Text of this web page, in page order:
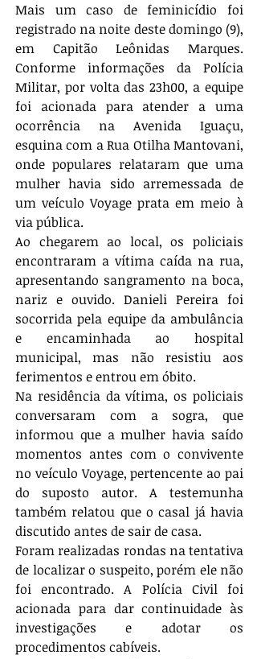
Mais um caso de feminicídio foi
registrado na noite deste domingo (9),
em Capitão Leônidas Marques.
Conforme informações da Polícia
Militar, por volta das 23h00, a equipe
foi acionada para atender a uma
ocorrência na Avenida Iguaçu,
esquina com a Rua Otilha Mantovani,
onde populares relataram que uma
mulher havia sido arremessada de
um veículo Voyage prata em meio à
via pública.
Ao chegarem ao local, os policiais
encontraram a vítima caída na rua,
apresentando sangramento na boca,
nariz e ouvido. Danieli Pereira foi
socorrida pela equipe da ambulância
e encaminhada ao hospital
municipal, mas não resistiu aos
ferimentos e entrou em óbito.
Na residência da vítima, os policiais
conversaram com a sogra, que
informou que a mulher havia saído
momentos antes com o convivente
no veículo Voyage, pertencente ao pai
do suposto autor. A testemunha
também relatou que o casal já havia
discutido antes de sair de casa.
Foram realizadas rondas na tentativa
de localizar o suspeito, porém ele não
foi encontrado. A Polícia Civil foi
acionada para dar continuidade às
investigações e adotar os
procedimentos cabíveis.